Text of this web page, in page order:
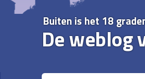
Buiten is het 18
De weblog